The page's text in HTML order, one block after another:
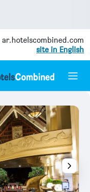
ar.hotelscombined.com
site in English